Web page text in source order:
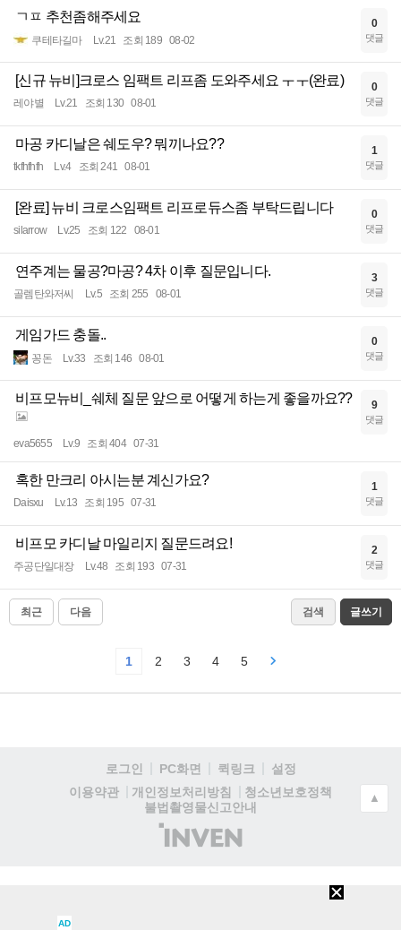
ㄱㅍ 추천좀해주세요
쿠테타길마 Lv.21 조회 189 08-02
0
댓글
[신규 뉴비]크로스 임팩트 리프좀 도와주세요 ㅜㅜ(완료)
레야별 Lv.21 조회 130 08-01
0
댓글
마공 카디날은 쉐도우? 뭐끼나요??
tkfhfhfh Lv.4 조회 241 08-01
1
댓글
[완료] 뉴비 크로스임팩트 리프로듀스좀 부탁드립니다
silarrow Lv.25 조회 122 08-01
0
댓글
연주계는 물공?마공? 4차 이후 질문입니다.
골렘탄와저씨 Lv.5 조회 255 08-01
3
댓글
게임가드 충돌..
꽁돈 Lv.33 조회 146 08-01
0
댓글
비프모뉴비_쉐체 질문 앞으로 어떻게 하는게 좋을까요??
eva5655 Lv.9 조회 404 07-31
9
댓글
혹한 만크리 아시는분 계신가요?
Daisxu Lv.13 조회 195 07-31
1
댓글
비프모 카디날 마일리지 질문드려요!
주공단일대장 Lv.48 조회 193 07-31
2
댓글
최근 다음 검색 글쓰기
1 2 3 4 5
로그인 PC화면 퀵링크
설정
이용약관
개인정보처리방침
청소년보호정책
불법촬영물신고안내
(주)
인
▲
AD